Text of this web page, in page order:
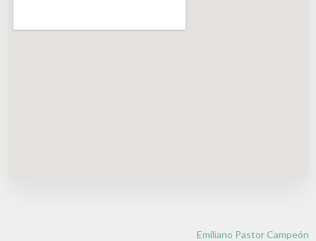
Emiliano Pastor Campeón